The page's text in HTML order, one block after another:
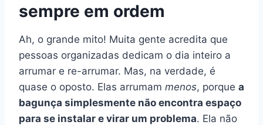
sempre em ordem
Ah, o grande mito! Muita gente acredita que
pessoas organizadas dedicam o dia inteiro a
arrumar e re-arrumar. Mas, na verdade, é
quase o oposto. Elas arrumam menos, porque a
bagunça simplesmente não encontra espaço
para se instalar e virar um problema. Ela não